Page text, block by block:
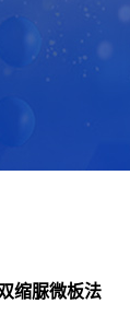
缩脲微板法